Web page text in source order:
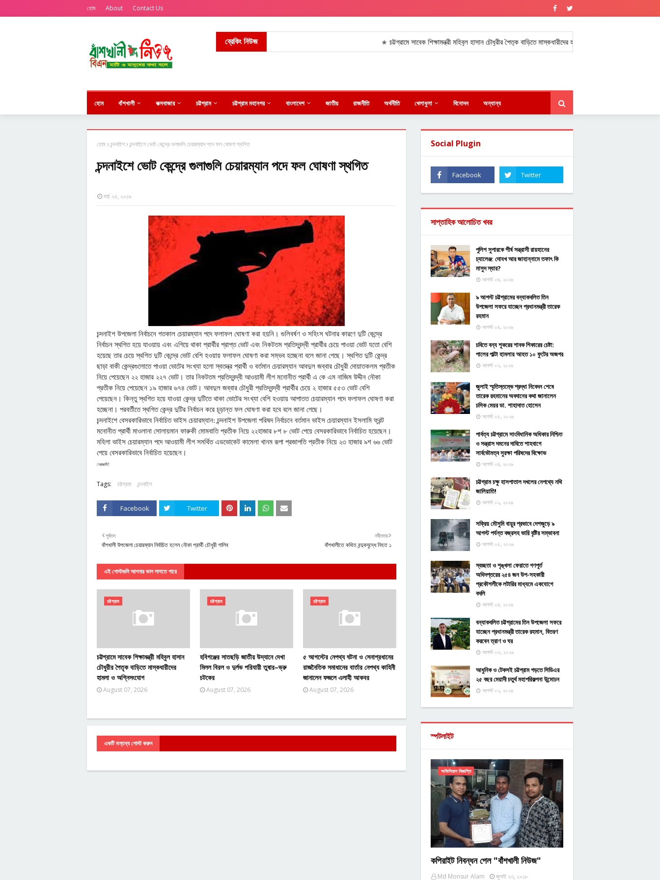
হোম About Contact Us
ব্রেকিং নিউজ চট্টগ্রামে সাবেক শিক্ষামন্ত্রী মহিবুল হাসান চৌধুরীর পৈতৃক বাড়িতে মাস্কধারীদের হামলা ও অগ্নিসংযোগ।
হোম বাঁশখালী কক্সবাজার চট্টগ্রাম চট্টগ্রাম মহানগর বাংলাদেশ জাতীয় রাজনীতি অর্থনীতি খেলাধুলা বিনোদন অন্যান্য
হোম চন্দনাইশ চন্দনাইশে ভোট কেন্দ্রে গুলাগুলি চেয়ারম্যান পদে ফল ঘোষণা স্থগিত
চন্দনাইশে ভোট কেন্দ্রে গুলাগুলি চেয়ারম্যান পদে ফল ঘোষণা স্থগিত
মার্চ ২৫, ২০১৯
চন্দনাইশ উপজেলা নির্বাচনে গতকাল চেয়ারম্যান পদে ফলাফল ঘোষণা করা হয়নি। গুলিবর্ষণ ও সহিংস ঘটনার কারণে দুটি কেন্দ্রে
নির্বাচন স্থগিত হয়ে যাওয়ায় এবং এগিয়ে থাকা প্রার্থীর প্রাপ্ত ভোট এবং নিকটতম প্রতিদ্বন্দ্বী প্রার্থীর চেয়ে পাওয়া ভোট যতো বেশি
হয়েছে তার চেয়ে স্থগিত দুটি কেন্দ্রে ভোট বেশি হওয়ায় ফলাফল ঘোষণা করা সম্ভব হচ্ছেনা বলে জানা গেছে। স্থগিত দুটি কেন্দ্র
ছাড়া বাকী কেন্দ্রগুলোতে পাওয়া ভোটের সংখ্যা হলো স্বতন্ত্র প্রার্থী ও বর্তমান চেয়ারম্যান আবদুল জব্বার চৌধুরী দোয়াতকলম প্রতীক
নিয়ে পেয়েছেন ২২ হাজার ২২৭ ভোট। তার নিকটতম প্রতিদ্বন্দ্বী আওয়ামী লীগ মনোনীত প্রার্থী এ কে এম নাজিম উদ্দীন নৌকা
প্রতীক নিয়ে পেয়েছেন ১৯ হাজার ৬৭৪ ভোট। আবদুল জব্বার চৌধুরী প্রতিদ্বন্দ্বী প্রার্থীর চেয়ে ২ হাজার ৫৫৩ ভোট বেশি
পেয়েছেন। কিন্তু স্থগিত হয়ে যাওয়া কেন্দ্র দুটিতে থাকা ভোটের সংখ্যা বেশি হওয়ায় আপাতত চেয়ারম্যান পদে ফলাফল ঘোষণা করা
হচ্ছেনা। পরবর্তীতে স্থগিত কেন্দ্র দুটির নির্বাচন করে চূড়ান্ত ফল ঘোষণা করা হবে বলে জানা গেছে।
চন্দনাইশে বেসরকারিভাবে নির্বাচিত ভাইস চেয়ারম্যান: চন্দনাইশ উপজেলা পরিষদ নির্বাচনে বর্তমান ভাইস চেয়ারম্যান ইসলামি ফ্রন্ট
মনোনীত প্রার্থী মাওলানা সোলায়মান ফারুকী মোমবাতি প্রতীক নিয়ে ২২হাজার ৮শ ৮ ভোট পেয়ে বেসরকারিভাবে নির্বাচিত হয়েছেন।
মহিলা ভাইস চেয়ারম্যান পদে আওয়ামী লীগ সমর্থিত এডভোকেট কামেলা খানম রূপা প্রজাপতি প্রতীক নিয়ে ২৩ হাজার ৯শ ৬৬ ভোট
পেয়ে বেসরকারিভাবে নির্বাচিত হয়েছেন।
/আজাদী!
Tags: চট্টগ্রাম চন্দনাইশ
Facebook Twitter
নবীনতর
বাঁশখালীতে কথিত বন্দুকযুদ্ধে নিহত ১
পূর্বতন
বাঁশখালী উপজেলা চেয়ারম্যান নির্বাচিত হলেন নৌকা প্রার্থী চৌধুরী গালিব
এই পোস্টগুলি আপনার ভাল লাগতে পারে
চট্টগ্রাম
চট্টগ্রামে সাবেক শিক্ষামন্ত্রী মহিবুল হাসান
চৌধুরীর পৈতৃক বাড়িতে মাস্কধারীদের
হামলা ও অগ্নিসংযোগ
August 07, 2026
চট্টগ্রাম
হবিগঞ্জের সাতছড়ি জাতীয় উদ্যানে দেখা
মিলল বিরল ও দুর্লভ পরিযায়ী তুষার–ভ্রু
চটকের
August 07, 2026
চট্টগ্রাম
৫ আগস্টের নেপথ্য ঘটনা ও সেনাপ্রধানের
রাজনৈতিক সমাধানের বার্তার নেপথ্য কাহিনী
জানালেন ফজলে এলাহী আকবর
August 07, 2026
একটি মন্তব্য পোস্ট করুন
Social Plugin
সাপ্তাহিক আলোচিত খবর
পুলিশ সুপারকে শীর্ষ সন্ত্রাসী রায়হানের
চ্যালেঞ্জ: দোযখ আর জাহান্নামে তফাৎ কি
মাসুদ স্যার?
আগস্ট ০৪, ২০২৬
৯ আগস্ট চট্টগ্রামের বন্যাকবলিত তিন
উপজেলা সফরে যাচ্ছেন প্রধানমন্ত্রী তারেক
রহমান
আগস্ট ০৪, ২০২৬
চবিতে বন্য শূকরের শাবক শিকারের চেষ্টা:
পালের পাল্টা হামলায় আহত ১০ ফুটের অজগর
আগস্ট ০২, ২০২৬
জুলাই স্মৃতিস্তম্ভে শ্রদ্ধা নিবেদন শেষে
তারেক রহমানের অবদানের কথা জানালেন
চসিক মেয়র ডা. শাহাদাত হোসেন
আগস্ট ০৫, ২০২৬
পার্বত্য চট্টগ্রামে সাংবিধানিক অধিকার নিশ্চিত
ও সন্ত্রাস দমনের দাবিতে শাহবাগে
সার্বভৌমত্ব সুরক্ষা পরিষদের বিক্ষোভ
আগস্ট ০৪, ২০২৬
চট্টগ্রাম চক্ষু হাসপাতাল দখলের নেপথ্যে নথি
জালিয়াতি!
আগস্ট ০২, ২০২৬
সক্রিয় মৌসুমি বায়ুর প্রভাবে দেশজুড়ে ৯
আগস্ট পর্যন্ত বজ্রসহ ভারি বৃষ্টির সম্ভাবনা
আগস্ট ০৫, ২০২৬
স্বচ্ছতা ও শৃঙ্খলা ফেরাতে গণপূর্ত
অধিদপ্তরের ২৫৪ জন উপ-সহকারী
প্রকৌশলীকে লটারির মাধ্যমে একযোগে
বদলি
আগস্ট ০৪, ২০২৬
বন্যাকবলিত চট্টগ্রামের তিন উপজেলা সফরে
যাচ্ছেন প্রধানমন্ত্রী তারেক রহমান, বিতরণ
করবেন ত্রাণ ও ঘর
আগস্ট ০৩, ২০২৬
আধুনিক ও টেকসই চট্টগ্রাম গড়তে সিডিএর
২৫ বছর মেয়াদী চতুর্থ মহাপরিকল্পনা উন্মোচন
আগস্ট ০২, ২০২৬
স্পটলাইট
অফিসিয়াল বিজ্ঞপ্তি
কপিরাইট নিবন্ধন পেল "বাঁশখালী নিউজ"
Md Monsur Alam
জুলাই ২৩, ২০১৮